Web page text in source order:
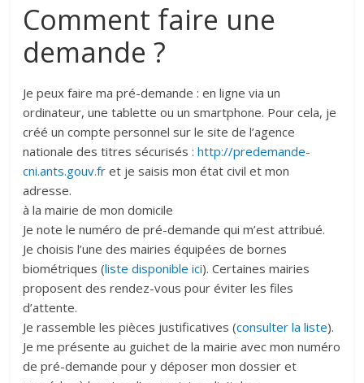
Comment faire une
demande ?
Je peux faire ma pré-demande : en ligne via un
ordinateur, une tablette ou un smartphone. Pour cela, je
créé un compte personnel sur le site de l’agence
nationale des titres sécurisés :http://predemande-
cni.ants.gouv.fr et je saisis mon état civil et mon
adresse.
à la mairie de mon domicile
Je note le numéro de pré-demande qui m’est attribué.
Je choisis l’une des mairies équipées de bornes
biométriques (liste disponible ici). Certaines mairies
proposent des rendez-vous pour éviter les files
d’attente.
Je rassemble les pièces justificatives (consulter la liste).
Je me présente au guichet de la mairie avec mon numéro
de pré-demande pour y déposer mon dossier et